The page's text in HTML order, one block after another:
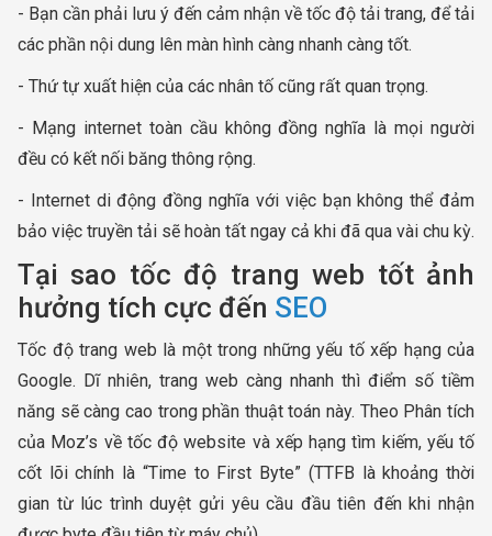
- Bạn cần phải lưu ý đến cảm nhận về tốc độ tải trang, để tải
các phần nội dung lên màn hình càng nhanh càng tốt.
- Thứ tự xuất hiện của các nhân tố cũng rất quan trọng.
- Mạng internet toàn cầu không đồng nghĩa là mọi người
đều có kết nối băng thông rộng.
- Internet di động đồng nghĩa với việc bạn không thể đảm
bảo việc truyền tải sẽ hoàn tất ngay cả khi đã qua vài chu kỳ.
Tại sao tốc độ trang web tốt ảnh
hưởng tích cực đến SEO
Tốc độ trang web là một trong những yếu tố xếp hạng của
Google. Dĩ nhiên, trang web càng nhanh thì điểm số tiềm
năng sẽ càng cao trong phần thuật toán này. Theo Phân tích
của Moz’s về tốc độ website và xếp hạng tìm kiếm, yếu tố
cốt lõi chính là “Time to First Byte” (TTFB là khoảng thời
gian từ lúc trình duyệt gửi yêu cầu đầu tiên đến khi nhận